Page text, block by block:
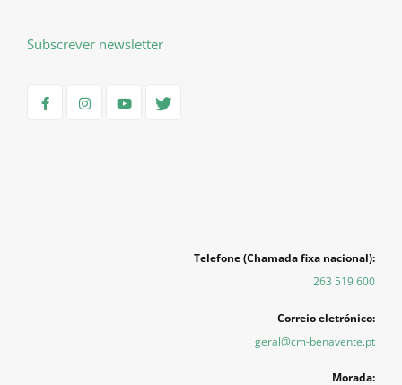
Subscrever newsletter
Telefone (Chamada fixa nacional):
263 519 600
Correio eletrónico:
geral@cm-benavente.pt
Morada: